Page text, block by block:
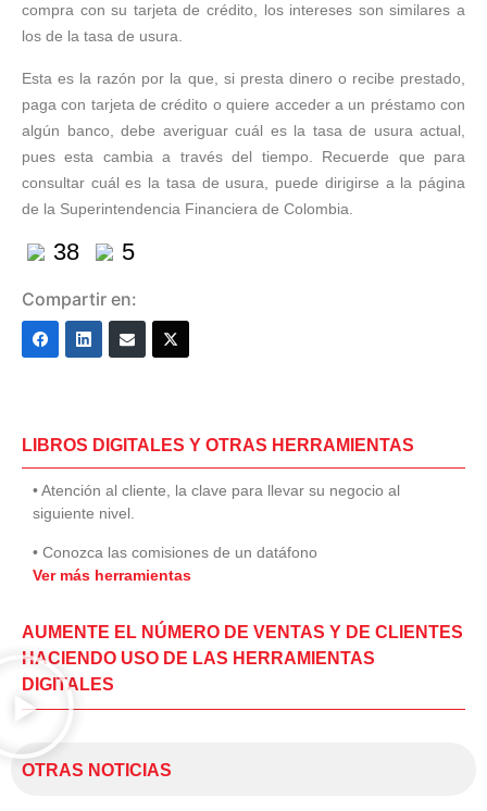
compra con su tarjeta de crédito, los intereses son similares a
los de la tasa de usura.
Esta es la razón por la que, si presta dinero o recibe prestado,
paga con tarjeta de crédito o quiere acceder a un préstamo con
algún banco, debe averiguar cuál es la tasa de usura actual,
pues esta cambia a través del tiempo. Recuerde que para
consultar cuál es la tasa de usura, puede dirigirse a la página
de la Superintendencia Financiera de Colombia.
38 5
Compartir en:
LIBROS DIGITALES Y OTRAS HERRAMIENTAS
• Atención al cliente, la clave para llevar su negocio al
siguiente nivel.
• Conozca las comisiones de un datáfono
Ver más herramientas
AUMENTE EL NÚMERO DE VENTAS Y DE CLIENTES
HACIENDO USO DE LAS HERRAMIENTAS
DIGITALES
OTRAS NOTICIAS